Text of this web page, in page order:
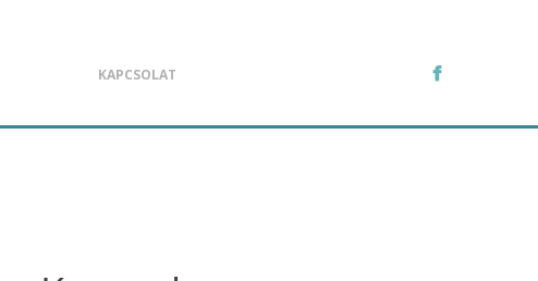
KAPCSOLAT